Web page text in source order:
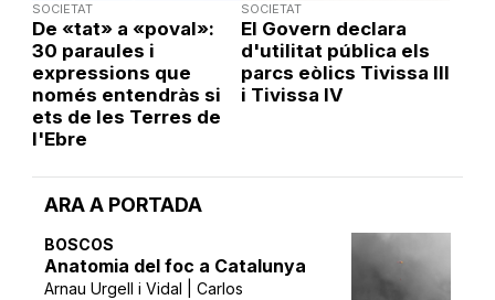
ARA A PORTADA
BOSCOS
Anatomia del foc a Catalunya
Arnau Urgell i Vidal | Carlos
SOCIETAT
De «tat» a «poval»:
30 paraules i
expressions que
només entendràs si
ets de les Terres de
l'Ebre
SOCIETAT
El Govern declara
d'utilitat pública els
parcs eòlics Tivissa III
i Tivissa IV